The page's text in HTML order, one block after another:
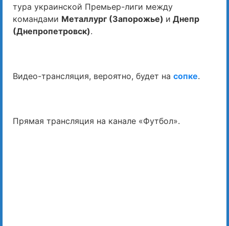
тура украинской Премьер-лиги между
командами Металлург (Запорожье) и Днепр
(Днепропетровск).
Видео-трансляция, вероятно, будет на сопке.
Прямая трансляция на канале «Футбол».